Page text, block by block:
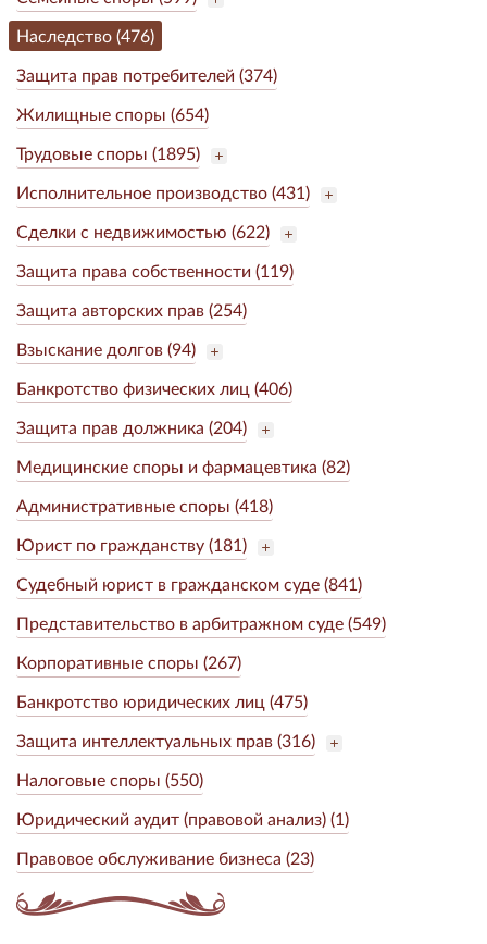
Наследство (476)
Защита прав потребителей (374)
Жилищные споры (654)
Трудовые споры (1895)
Исполнительное производство (431)
Сделки с недвижимостью (622)
Защита права собственности (119)
Защита авторских прав (254)
Взыскание долгов (94)
Банкротство физических лиц (406)
Защита прав должника (204)
Медицинские споры и фармацевтика (82)
Административные споры (418)
Юрист по гражданству (181)
Судебный юрист в гражданском суде (841)
Представительство в арбитражном суде (549)
Корпоративные споры (267)
Банкротство юридических лиц (475)
Защита интеллектуальных прав (316)
Налоговые споры (550)
Юридический аудит (правовой анализ) (1)
Правовое обслуживание бизнеса (23)